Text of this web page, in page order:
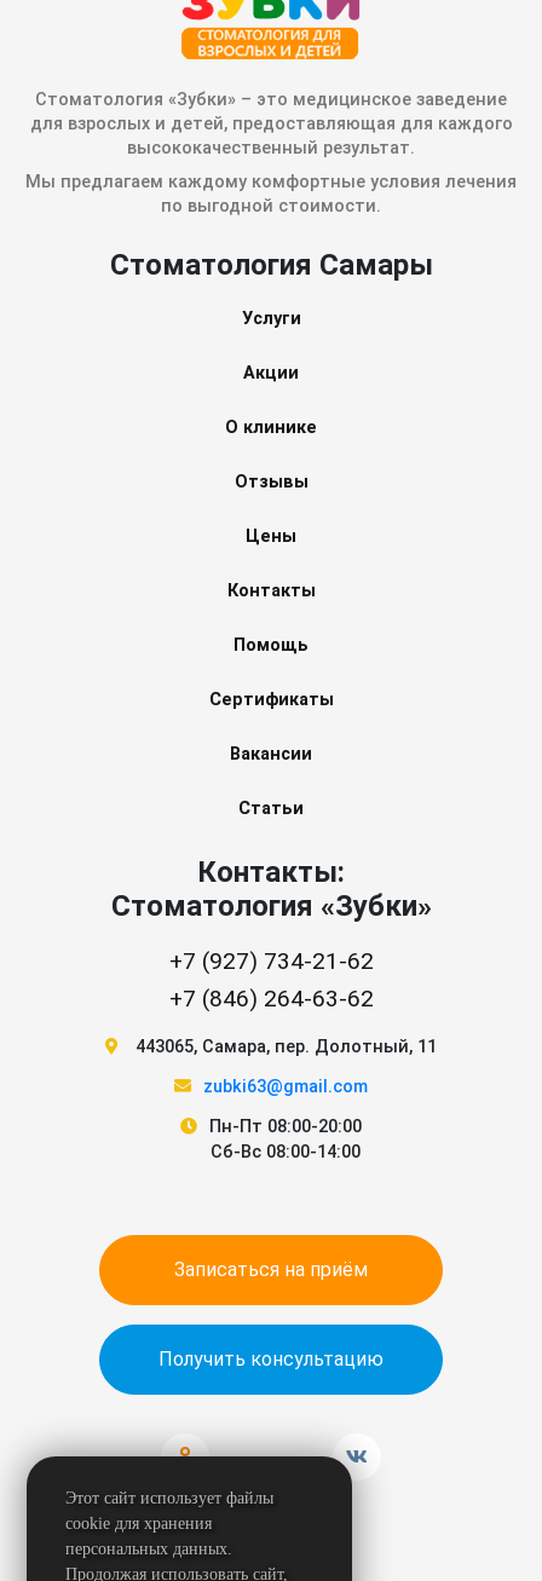
Стоматология «Зубки» – это медицинское заведение
для взрослых и детей, предоставляющая для каждого
высококачественный результат.
Мы предлагаем каждому комфортные условия лечения
по выгодной стоимости.
Стоматология Самары
Услуги
Акции
О клинике
Отзывы
Цены
Контакты
Помощь
Сертификаты
Вакансии
Статьи
Контакты:
Стоматология «Зубки»
+7 (927) 734-21-62
+7 (846) 264-63-62
443065, Самара, пер. Долотный, 11
zubki63@gmail.com
Пн-Пт 08:00-20:00
Сб-Вс 08:00-14:00
Записаться на приём
Получить консультацию
Этот сайт использует файлы
cookie для хранения
персональных данных.
Продолжая использовать сайт,